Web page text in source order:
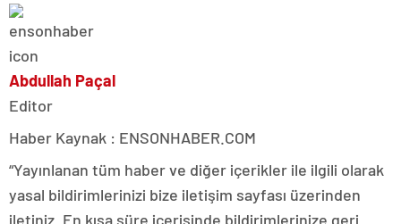
Abdullah Paçal
Editor
Haber Kaynak : ENSONHABER.COM
“Yayınlanan tüm haber ve diğer içerikler ile ilgili olarak
yasal bildirimlerinizi bize iletişim sayfası üzerinden
iletiniz. En kısa süre içerisinde bildirimlerinize geri